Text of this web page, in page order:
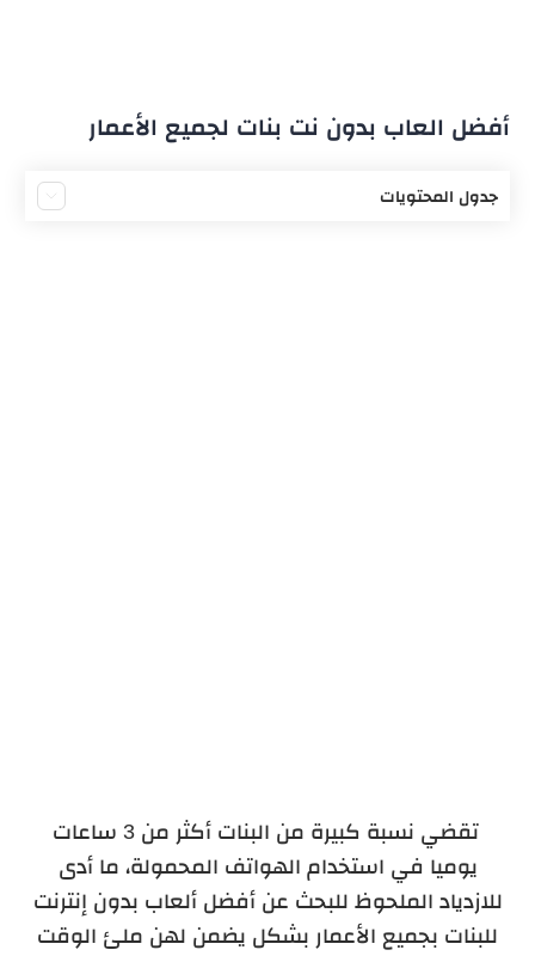
أفضل العاب بدون نت بنات لجميع الأعمار
جدول المحتويات
تقضي نسبة كبيرة من البنات أكثر من 3 ساعات
يوميا في استخدام الهواتف المحمولة، ما أدى
للازدياد الملحوظ للبحث عن أفضل ألعاب بدون إنترنت
للبنات بجميع الأعمار بشكل يضمن لهن ملئ الوقت